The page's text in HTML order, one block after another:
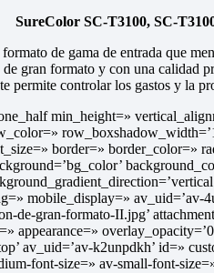
SureColor SC-T3100, SC-
de gama de entrada que
gran formato y con una calidad
permite controlar los gastos y la
min_height=»
border=» border_color=»
mobile_display=» av_uid=’av-
de-gran-formato-II.jpg’
appearance=»
av_uid=’av-k2unpdkh’ id=»
font-size=» av-small-font-